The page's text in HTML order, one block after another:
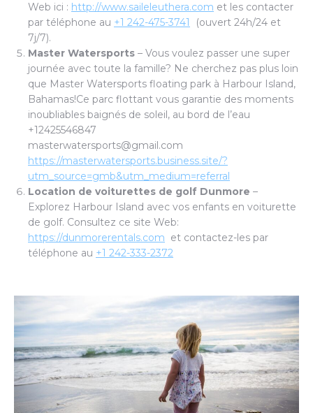
Web ici : http://www.saileleuthera.com et les contacter
par téléphone au +1 242-475-3741
(ouvert 24h/24 et
7j/7).
Master Watersports – Vous voulez passer une super
journée avec toute la famille? Ne cherchez pas plus loin
que Master Watersports floating park à Harbour Island,
Bahamas!Ce parc flottant vous garantie des moments
inoubliables baignés de soleil, au bord de l’eau
+12425546847
masterwatersports@gmail.com
https://masterwatersports.business.site/?
utm_source=gmb&utm_medium=referral
Location de voiturettes de golf Dunmore –
Explorez Harbour Island avec vos enfants en voiturette
de golf. Consultez ce site Web:
https://dunmorerentals.com et contactez-les par
téléphone au +1 242-333-2372